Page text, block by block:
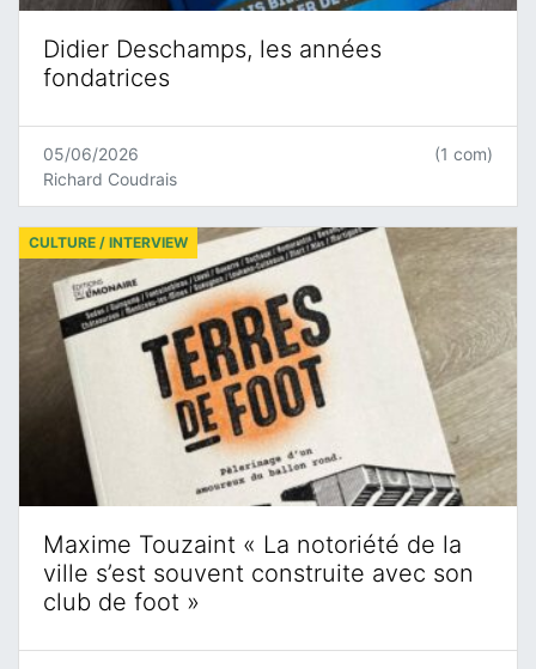
Didier Deschamps, les années
fondatrices
05/06/2026
Richard Coudrais
(1 com)
Maxime Touzaint « La notoriété de la
ville s’est souvent construite avec son
club de foot »
CULTURE / INTERVIEW